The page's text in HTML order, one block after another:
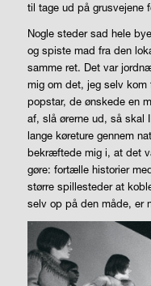
til tage ud på grusvejene
Nogle steder sad hele
og spiste mad fra den
samme ret. Det var
mig om det, jeg selv kom
popstar, de ønskede en
af, slå ørerne ud, så skal
lange køreture gennem
bekræftede mig i, at det
gøre: fortælle historier
større spillesteder at
selv op på den måde, er